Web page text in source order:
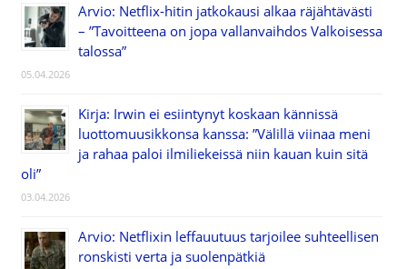
Arvio: Netflix-hitin jatkokausi alkaa räjähtävästi
– ”Tavoitteena on jopa vallanvaihdos Valkoisessa
talossa”
05.04.2026
Kirja: Irwin ei esiintynyt koskaan kännissä
luottomuusikkonsa kanssa: ”Välillä viinaa meni
ja rahaa paloi ilmiliekeissä niin kauan kuin sitä
oli”
03.04.2026
Arvio: Netflixin leffauutuus tarjoilee suhteellisen
ronskisti verta ja suolenpätkiä